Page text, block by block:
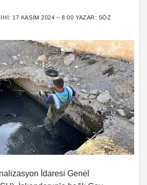
17 KASIM 2024 – 8:00 YAZAR: SÖZ
İdaresi Genel